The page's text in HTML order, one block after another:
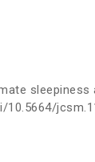
10.5664/